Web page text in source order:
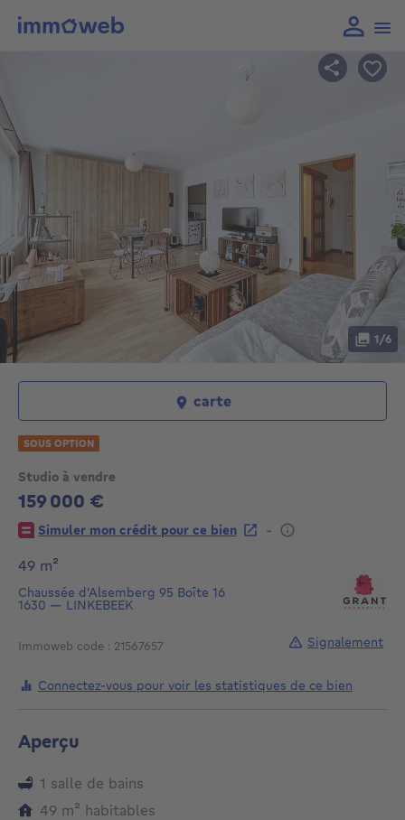
Studio à vendre
159 000 €
159000€
Simuler mon crédit pour ce bien
-
49 m²
Chaussée d’Alsemberg 95 Boîte 16
1630 — LINKEBEEK
Immoweb code : 21567657
1/6
carte
SOUS OPTION
Connectez-vous pour voir les statistiques de ce bien
Signalement
Aperçu
1 salle de bains
49 m² mètres carrés
habitables